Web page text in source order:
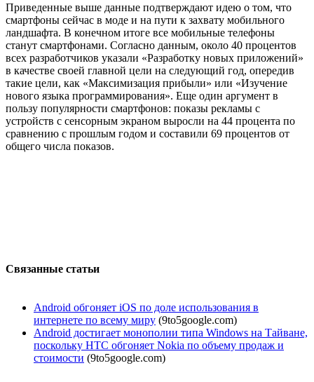
Приведенные выше данные подтверждают идею о том, что
смартфоны сейчас в моде и на пути к захвату мобильного
ландшафта. В конечном итоге все мобильные телефоны
станут смартфонами. Согласно данным, около 40 процентов
всех разработчиков указали «Разработку новых приложений»
в качестве своей главной цели на следующий год, опередив
такие цели, как «Максимизация прибыли» или «Изучение
нового языка программирования». Еще один аргумент в
пользу популярности смартфонов: показы рекламы с
устройств с сенсорным экраном выросли на 44 процента по
сравнению с прошлым годом и составили 69 процентов от
общего числа показов.
Связанные статьи
Android обгоняет iOS по доле использования в
интернете по всему миру (9to5google.com)
Android достигает монополии типа Windows на Тайване,
поскольку HTC обгоняет Nokia по объему продаж и
стоимости (9to5google.com)